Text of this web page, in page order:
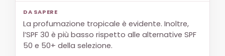
DA SAPERE
La profumazione tropicale è evidente. Inoltre,
l’SPF 30 è più basso rispetto alle alternative SPF
50 e 50+ della selezione.